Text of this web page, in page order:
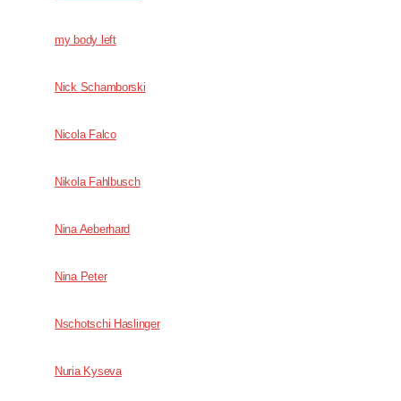
my body left
Nick Schamborski
Nicola Falco
Nikola Fahlbusch
Nina Aeberhard
Nina Peter
Nschotschi Haslinger
Nuria Kyseva